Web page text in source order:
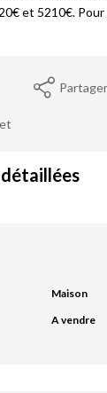
et 5210€. Pour
Partager
Maison
A vendre